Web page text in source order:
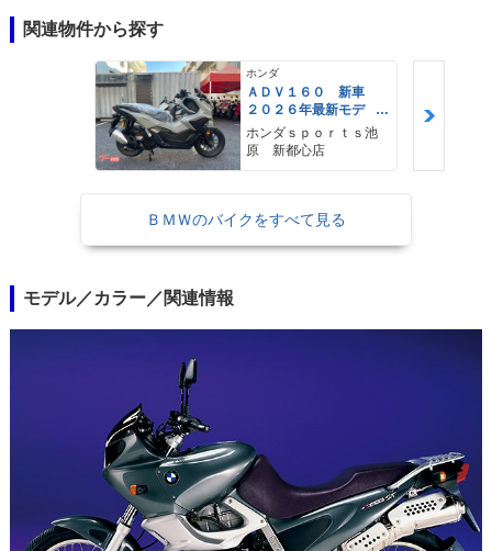
関連物件から探す
ホンダ
ＡＤＶ１６０ 新車
２０２６年最新モデ
ル パールスモーキー
グレー スマートキ
ー ２９Ｌメットイ
ホンダｓｐｏｒｔｓ池
原 新都心店
ＢＭＷのバイクをすべて見る
モデル／カラー／関連情報